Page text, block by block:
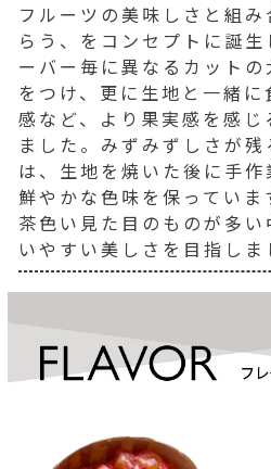
フルーツの美味しさと組
らう、をコンセプトに誕
ーバー毎に異なるカット
をつけ、更に生地と一緒
感など、より果実感を感じ
ました。みずみずしさが
は、生地を焼いた後に手作
鮮やかな色味を保っていま
茶色い見た目のものが多
いやすい美しさを目指しま